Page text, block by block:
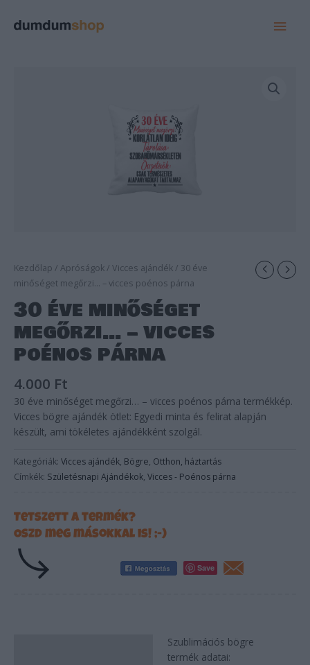
Kezdőlap / Apróságok/ Vicces ajándék/ 30 éve
minőséget megőrzi… – vicces poénos párna
30 éve minőséget
megőrzi… – vicces
poénos párna
4.000 Ft
30 éve minőséget megőrzi… – vicces poénos párna termékkép.
Vicces bögre ajándék ötlet: Egyedi minta és felirat alapján
készült, ami tökéletes ajándékként szolgál.
Kategóriák: Vicces ajándék, Bögre, Otthon, háztartás
Címkék: Születésnapi Ajándékok, Vicces - Poénos párna
Tetszett a termék?
Oszd meg másokkal is! ;-)
Save
Szublimációs bögre
termék adatai: